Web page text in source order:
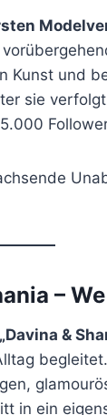
Kunst und
sie
–
„Davina &
in ein